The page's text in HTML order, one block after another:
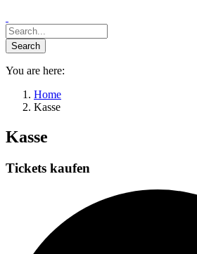
You are here:
Home
Kasse
Kasse
Tickets kaufen